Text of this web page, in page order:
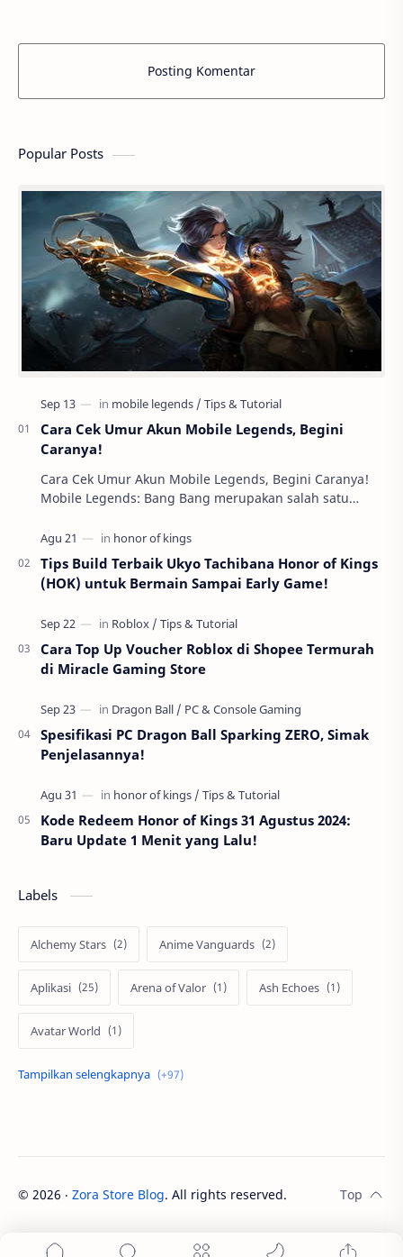
Posting Komentar
Popular Posts
Cara Cek Umur Akun Mobile Legends, Begini
Caranya!
Cara Cek Umur Akun Mobile Legends, Begini Caranya!
Mobile Legends: Bang Bang merupakan salah satu
Tips Build Terbaik Ukyo Tachibana Honor of Kings
(HOK) untuk Bermain Sampai Early Game!
Cara Top Up Voucher Roblox di Shopee Termurah
di Miracle Gaming Store
Spesifikasi PC Dragon Ball Sparking ZERO, Simak
Penjelasannya!
Kode Redeem Honor of Kings 31 Agustus 2024:
Baru Update 1 Menit yang Lalu!
Labels
Alchemy Stars Anime Vanguards
Aplikasi Arena of Valor Ash Echoes
Avatar World
Axis Berita
Cabal call of duty
Call of Duty Modern Warfare III
Celestia Chain of Fate Civilization VII
© 2026 ‧ Zora Store Blog. All rights reserved.